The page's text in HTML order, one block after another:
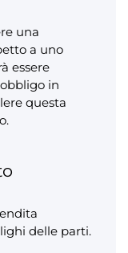
una
a uno
essere
in
questa
delle parti.